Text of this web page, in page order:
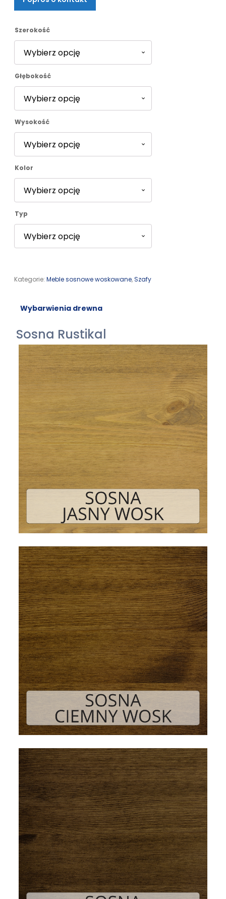
od
4338,00 zł
do
4772,00 zł
Szerokość
Głębokość
Wysokość
Kolor
Typ
Kategorie: Meble sosnowe woskowane,Szafy
Wybarwienia drewna
Sosna Rustikal